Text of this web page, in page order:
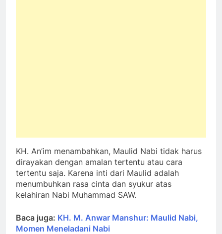
KH. An’im menambahkan, Maulid Nabi tidak harus
dirayakan dengan amalan tertentu atau cara
tertentu saja. Karena inti dari Maulid adalah
menumbuhkan rasa cinta dan syukur atas
kelahiran Nabi Muhammad SAW.
Baca juga: KH. M. Anwar Manshur: Maulid Nabi,
Momen Meneladani Nabi